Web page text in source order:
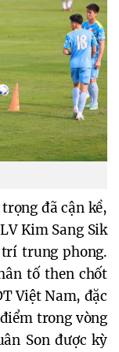
đã cận kề,
Kim Sang Sik
trung phong.
tố then chốt
Việt Nam, đặc
trong vòng
Son được kỳ